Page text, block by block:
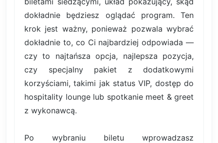
dokładnie będziesz oglądać program. Ten
krok jest ważny, ponieważ pozwala wybrać
dokładnie to, co Ci najbardziej odpowiada —
czy to najtańsza opcja, najlepsza pozycja,
czy specjalny pakiet z dodatkowymi
korzyściami, takimi jak status VIP, dostęp do
hospitality lounge lub spotkanie meet & greet
z wykonawcą.
Po wybraniu biletu wprowadzasz